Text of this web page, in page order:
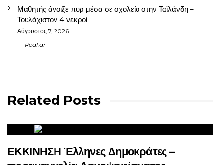
Μαθητής άνοιξε πυρ μέσα σε σχολείο στην Ταϊλάνδη –
Τουλάχιστον 4 νεκροί
Αύγουστος 7, 2026
Real.gr
Related Posts
ΕΚΚΙΝΗΣΗ Έλληνες Δημοκράτες –